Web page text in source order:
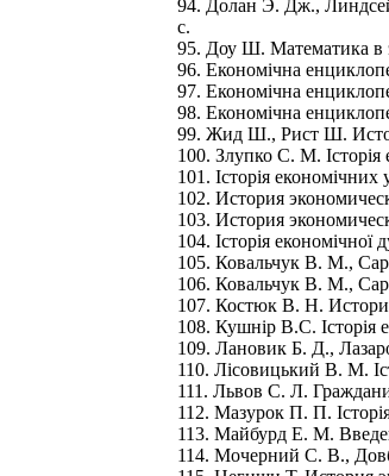
94. Долан Э. Дж.,
с.
95. Доу Ш. Математика в
96. Економічна
97. Економічна
98. Економічна
99. Жид Ш., Рист Ш.
100. Злупко С. М. Історія
101. Історія
102. История
103. История
104. Історія
105. Ковальчук В. М.,
106. Ковальчук В. М.,
107. Костюк В. Н.
108. Кушнір В.С. Історія
109. Лановик Б. Д.,
110. Лісовицький В. М.
111. Львов С. Л.
112. Мазурок П. П.
113. Майбурд Е. М.
114. Мочерний С. В.,